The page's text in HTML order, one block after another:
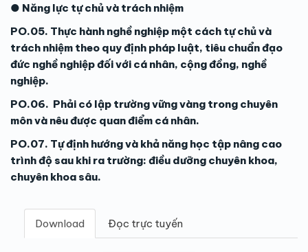
● Năng lực tự chủ và trách nhiệm
PO.05. Thực hành nghề nghiệp một cách tự chủ và
trách nhiệm theo quy định pháp luật, tiêu chuẩn đạo
đức nghề nghiệp đối với cá nhân, cộng đồng, nghề
nghiệp.
PO.06. Phải có lập trường vững vàng trong chuyên
môn và nêu được quan điểm cá nhân.
PO.07. Tự định hướng và khả năng học tập nâng cao
trình độ sau khi ra trường: điều dưỡng chuyên khoa,
chuyên khoa sâu.
Download Đọc trực tuyến